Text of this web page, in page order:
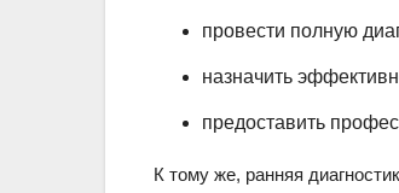
провести полную
назначить
предоставить
К тому же, ранняя